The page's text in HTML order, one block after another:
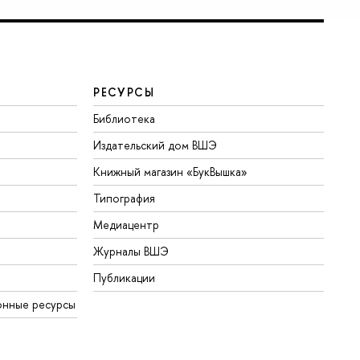
ресурсы
РЕСУРСЫ
Библиотека
Издательский дом ВШЭ
Книжный магазин «БукВышка»
Типография
Медиацентр
Журналы ВШЭ
Публикации